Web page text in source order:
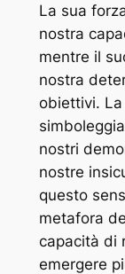
La sua
nostra
mentre il
nostra
obiettivi.
nostri
nostre
questo
metafora
capacità di
emergere